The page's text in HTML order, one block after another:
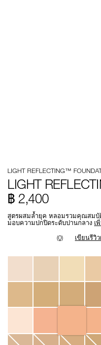
reflecting-
foundation/0194251150147.html
รายการ.
0194251150147
LIGHT REFLECTING™
LIGHT
฿ 2,400
สูตรผสมล้ำยุค หลอมรวมคุณสมบั
มอบความปกปิดระดับปานกลาง เ
(0)
เขียนรีวิ
Variations